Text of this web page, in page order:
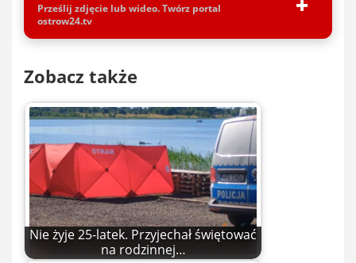
Prześlij zdjęcie lub wideo. Twórz portal
ostrow24.tv
Zobacz także
Nie żyje 25-latek. Przyjechał świętować
na rodzinnej…